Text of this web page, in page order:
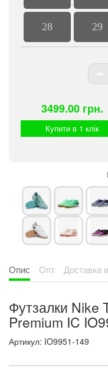
28 29
3499.00 грн.
Купити в 1 клік
Опис Опт Доставка
Футзалки Nike
Premium IC
Артикул: IO9951-149